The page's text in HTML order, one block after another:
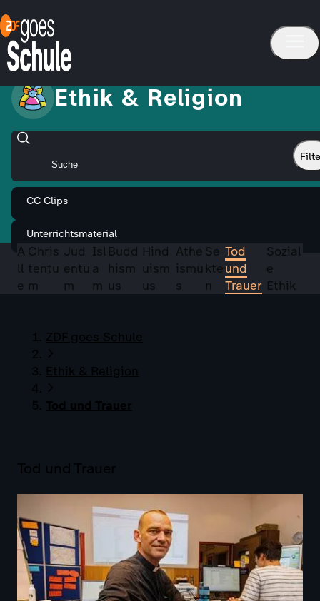
Ethik & Religion
CC Clips
Unterrichtsmaterial
A
ll
e
Chris
tentu
m
Jud
entu
m
Isl
a
m
Budd
hism
us
Hind
uism
us
Athe
ismu
s
Se
kte
n
Tod
und
Trauer
Sozial
e
Ethik
ZDF goes Schule
Ethik & Religion
Tod und Trauer
Tod und Trauer